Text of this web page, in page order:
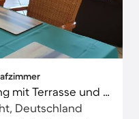
Voll ausgestattete Wohnung mit Terrasse und Garten | Haustiere erlaubt
Deutschland